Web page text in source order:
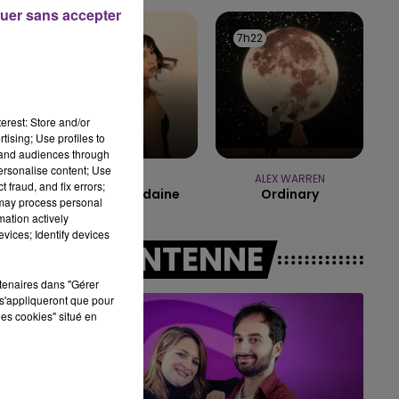
14h00 - 15h00
LA RADIO POP
Soiree Mondaine
7h22
7h22
ALEX WARREN
Ordinary
A L'ANTENNE
Store and/or
Use profiles to
audiences through
content; Use
fraud, and fix errors;
process personal
actively
Identify devices
dans "Gérer
que pour
cookies" situé en
sans accepter